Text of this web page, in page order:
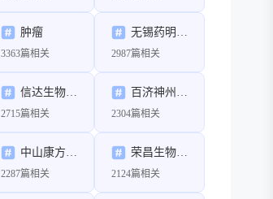
肿瘤
3363篇相关
无锡药明康德新药开发股份有限公司
2987篇相关
信达生物制药（苏州）有限公司
2715篇相关
百济神州（北京）生物科技有限公司
2304篇相关
中山康方生物医药有限公司
2287篇相关
荣昌生物制药（烟台）股份有限公司
2124篇相关